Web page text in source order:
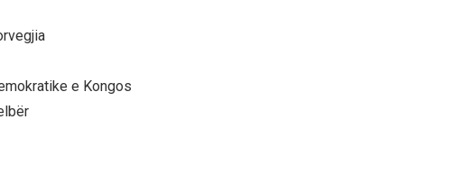
e Kongos